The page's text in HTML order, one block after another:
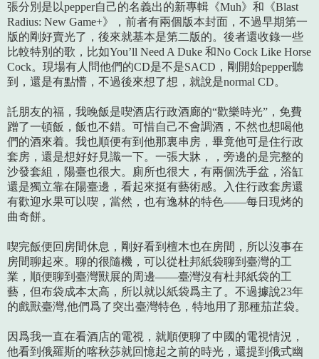
張分別是以pepper自己的名義出的新專輯《Muh》和《Blast
Radius: New Game+》，前者有兩個版本封面，不過早期第一
版的剛好賣光了，後來就基本是第二版的。後者還收錄一些
比較特別的歌，比如You’ll Need A Duke 和No Cock Like Horse
Cock。現場有人問他們的CD是不是SACD，剛開始pepper聽
到，還是有點懵，不過後來想了想，就說是normal CD。
託朋友的福，我晚飯是喫酒店行政酒廊的“歡樂時光”，免費
蹭了一頓飯，飯也不錯。可惜自己不會調酒，不然也想喝他
們的酒來着。我也順便有到他那裏串房，畢竟他可是住行政
套房，還是想好好見識一下。一張大牀，，旁邊的是完整的
沙發套組，陽臺也很大。廁所也很大，有兩個洗手盆，浴缸
還是獨立靠在陽臺邊，看起來挺有藝術感。入住行政套房還
有歡迎水果可以喫，當然，也有逸林的特色——每日現烤的
曲奇餅。
喫完飯便回房間休息，剛好看到檀木也在房間，所以沒事在
房間聊起來。聊的很隨機，可以從杜邦紙袋聊到臺灣的工
業，順便聊到臺灣獸展的周邊——臺灣沒有杜邦紙袋的工
藝，但布袋成本太高，所以就以紙袋爲主了。不過據說23年
的戲獸臺灣,他們爲了突出臺灣特色，特地用了那種茄芷袋。
因爲我一直在看酒店的電視，就順便聊了中國的電視情況，
他看到俄羅斯的喀秋莎就回憶起之前的時光，還提到俄式幽